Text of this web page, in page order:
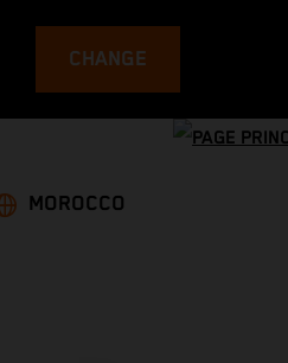
CHANGE
MOROCCO